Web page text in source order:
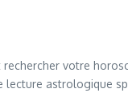
votre
astrologique